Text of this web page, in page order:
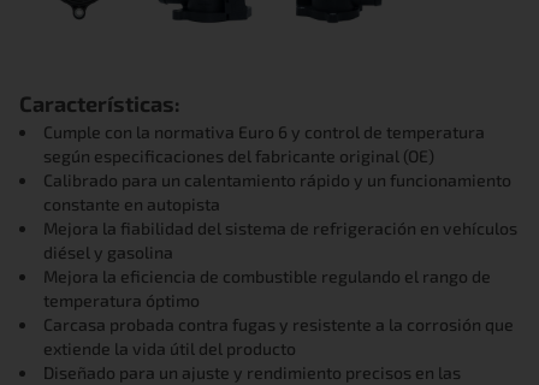
Características:
Cumple con la normativa Euro 6 y control de temperatura
según especificaciones del fabricante original (OE)
Calibrado para un calentamiento rápido y un funcionamiento
constante en autopista
Mejora la fiabilidad del sistema de refrigeración en vehículos
diésel y gasolina
Mejora la eficiencia de combustible regulando el rango de
temperatura óptimo
Carcasa probada contra fugas y resistente a la corrosión que
extiende la vida útil del producto
Diseñado para un ajuste y rendimiento precisos en las